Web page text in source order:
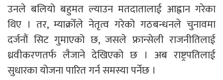
उनले बलियो बहुमत ल्याउन मतदातालाई आह्वान गरेका
थिए । तर, म्याक्रोँले नेतृत्व गरेको गठबन्धनले चुनावमा
दर्जनौं सिट गुमाएको छ, जसले फ्रान्सेली राजनीतिलाई
ध्रवीकरणतर्फ लैजाने देखिएको छ । अब राष्ट्रपतिलाई
सुधारका योजना पारित गर्न समस्या पर्नेछ ।